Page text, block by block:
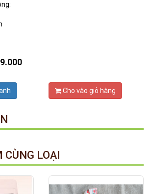
9.000
Cho vào giỏ hàng
CÙNG LOẠI